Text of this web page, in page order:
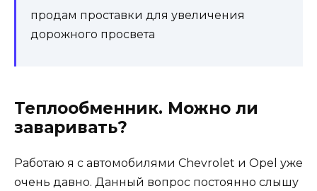
продам проставки для увеличения
дорожного просвета
Теплообменник. Можно ли
заваривать?
Работаю я с автомобилями Chevrolet и Opel уже
очень давно. Данный вопрос постоянно слышу